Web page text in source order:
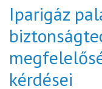
Iparigáz
kérdései